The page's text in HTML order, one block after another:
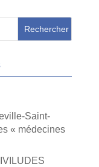
Saint-
« médecines